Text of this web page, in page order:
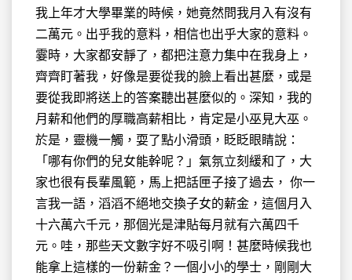
我上年才大學畢業的時候，她竟然問我月入有沒有
二萬元。出乎我的意料，相信也出乎大家的意料。
霎時，大家都安靜了，都把注意力集中在我身上，
齊齊盯著我，好像是要從我的臉上看出甚麼，或是
要從我即將送上的答案聽出甚麼似的。深知，我的
月薪和他們的厚職高薪相比，肯定是小巫見大巫。
於是，靈機一觸，耍了點小滑頭，眨眨眼睛說：
「哪有你們的兒女能幹呢？」氣氛立刻緩和了，大
家也很有長輩風範，馬上把話匣子接了過去， 你一
言我一語，滔滔不絕地交換子女的薪金，這個月入
十六萬六千元，那個光是津貼每月就有六萬四千
元。哇，那些天文數字好不吸引啊！甚麼時候我也
能拿上這樣的一份薪金？一個小小的學士，剛剛大